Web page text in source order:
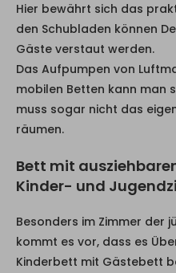
Hier bewährt sich das
den Schubladen können
Gäste verstaut werden.
Das Aufpumpen von
mobilen Betten kann man
muss sogar nicht das
räumen.
Bett mit
Kinder- und
Besonders im Zimmer der
kommt es vor, dass es
Kinderbett mit Gästebett